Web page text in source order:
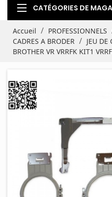
CATÉGORIES DE
Accueil PROFESSIONNELS
CADRES A BRODER
JEU DE
BROTHER VR VRRFK KIT1